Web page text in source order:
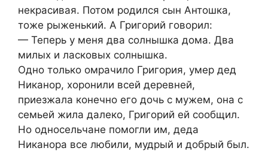
некрасивая. Потом родился сын Антошка,
тоже рыженький. А Григорий говорил:
— Теперь у меня два солнышка дома. Два
милых и ласковых солнышка.
Одно только омрачило Григория, умер дед
Никанор, хоронили всей деревней,
приезжала конечно его дочь с мужем, она с
семьей жила далеко, Григорий ей сообщил.
Но односельчане помогли им, деда
Никанора все любили, мудрый и добрый был.